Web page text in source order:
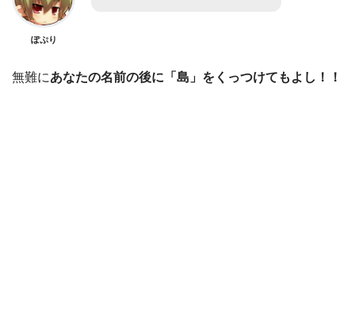
ぽぷり
無難にあなたの名前の後に「島」をくっつけてもよし！！